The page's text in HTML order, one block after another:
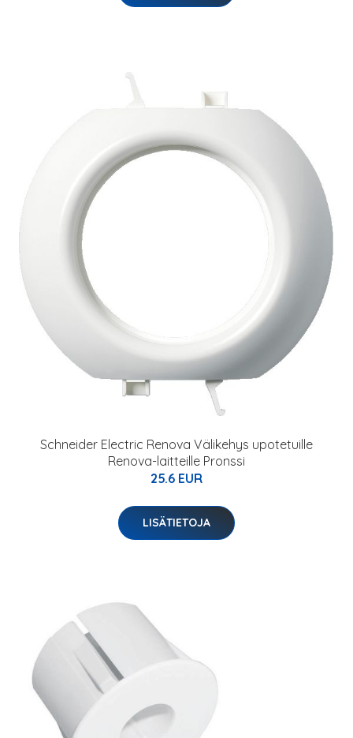
Schneider Electric Renova Välikehys upotetuille
Renova-laitteille Pronssi
25.6 EUR
LISÄTIETOJA